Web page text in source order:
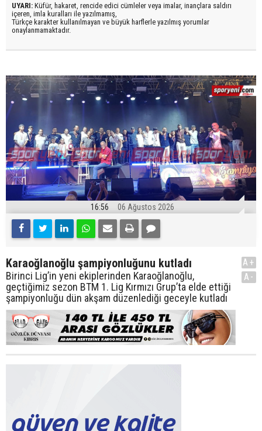
UYARI: Küfür, hakaret, rencide edici cümleler veya imalar, inançlara saldırı
içeren, imla kuralları ile yazılmamış,
Türkçe karakter kullanılmayan ve büyük harflerle yazılmış yorumlar
onaylanmamaktadır.
16:56 06 Ağustos 2026
Karaoğlanoğlu şampiyonluğunu kutladı
Birinci Lig’in yeni ekiplerinden Karaoğlanoğlu,
geçtiğimiz sezon BTM 1. Lig Kırmızı Grup’ta elde ettiği
şampiyonluğu dün akşam düzenlediği geceyle kutladı
A+
A-